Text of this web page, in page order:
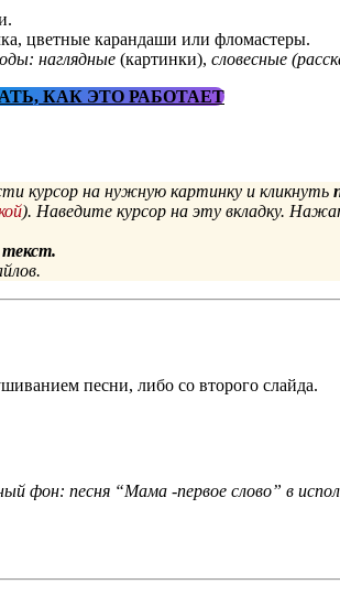
цветные карандаши или фломастеры.
наглядные (картинки), словесные
КАК ЭТО РАБОТАЕТ
курсор на нужную картинку и кликнуть
). Наведите курсор на эту вкладку.
текст.
песни, либо со второго слайда.
фон: песня “Мама -первое слово” в